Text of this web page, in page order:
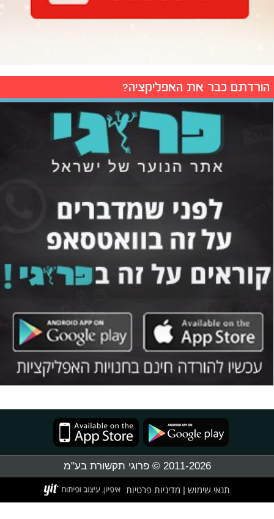
הורדתם כבר את האפליקציה?
2011-2026 © פרוגי תקשורת בע"מ
תנאי שימוש מדיניות פרטיות